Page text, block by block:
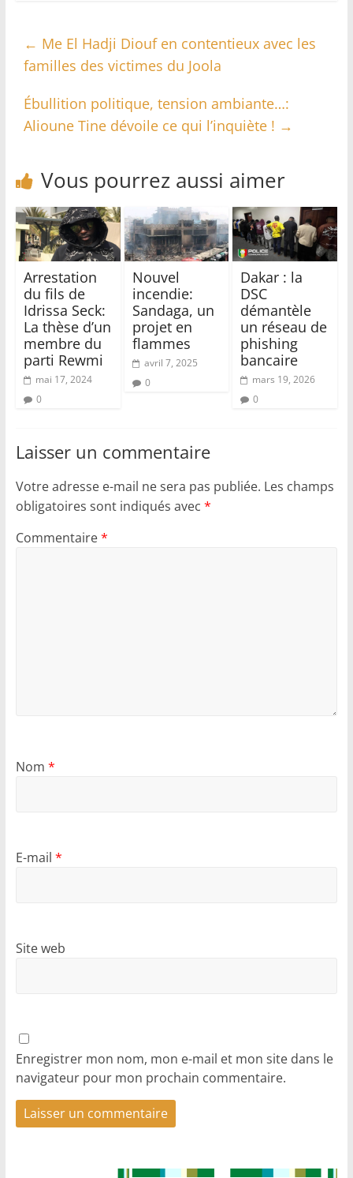
← Me El Hadji Diouf en contentieux avec les
familles des victimes du Joola
Ébullition politique, tension ambiante…:
Alioune Tine dévoile ce qui l’inquiète ! →
Vous pourrez aussi aimer
Arrestation
du fils de
Idrissa Seck:
La thèse d’un
membre du
parti Rewmi
mai 17, 2024
0
Nouvel
incendie:
Sandaga, un
projet en
flammes
avril 7, 2025
0
Dakar : la
DSC
démantèle
un réseau de
phishing
bancaire
mars 19, 2026
0
Laisser un commentaire
Votre adresse e-mail ne sera pas publiée. Les champs
obligatoires sont indiqués avec *
Commentaire*
Nom *
E-mail *
Site web
Enregistrer mon nom, mon e-mail et mon site dans le
navigateur pour mon prochain commentaire.